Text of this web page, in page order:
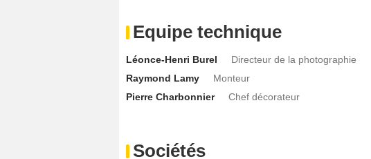
Equipe technique
Léonce-Henri Burel
Directeur de la photographie
Raymond Lamy
Monteur
Pierre Charbonnier
Chef décorateur
Sociétés